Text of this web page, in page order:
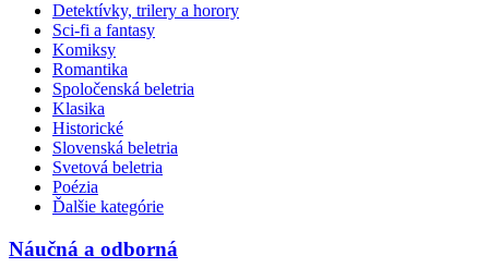
Detektívky, trilery a horory
Sci-fi a fantasy
Komiksy
Romantika
Spoločenská beletria
Klasika
Historické
Slovenská beletria
Svetová beletria
Poézia
Ďalšie kategórie
Náučná a odborná